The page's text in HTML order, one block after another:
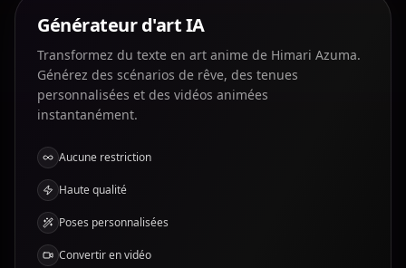
Générateur d'art IA
Transformez du texte en art anime de Himari Azuma.
Générez des scénarios de rêve, des tenues
personnalisées et des vidéos animées
instantanément.
Aucune restriction
Haute qualité
Poses personnalisées
Convertir en vidéo